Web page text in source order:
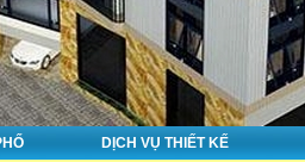
DỊCH VỤ THIẾT KẾ